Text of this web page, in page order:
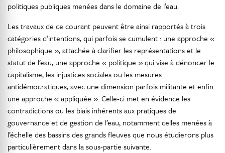
politiques publiques menées dans le domaine de l’eau.
Les travaux de ce courant peuvent être ainsi rapportés à trois
catégories d’intentions, qui parfois se cumulent : une approche «
philosophique », attachée à clarifier les représentations et le
statut de l’eau, une approche « politique » qui vise à dénoncer le
capitalisme, les injustices sociales ou les mesures
antidémocratiques, avec une dimension parfois militante et enfin
une approche « appliquée ». Celle-ci met en évidence les
contradictions ou les biais inhérents aux pratiques de
gouvernance et de gestion de l’eau, notamment celles menées à
l’échelle des bassins des grands fleuves que nous étudierons plus
particulièrement dans la sous-partie suivante.